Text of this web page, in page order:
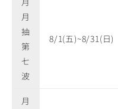
月
抽
第
七
波
8/1(五)~8/31(日)
月